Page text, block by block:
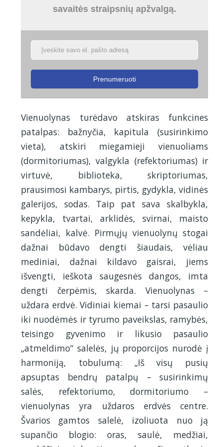
savaitės straipsnių apžvalgą.
Prenumeruoti
Vienuolynas turėdavo atskiras funkcines
patalpas: bažnyčia, kapitula (susirinkimo
vieta), atskiri miegamieji vienuoliams
(dormitoriumas), valgykla (refektoriumas) ir
virtuvė, biblioteka, skriptoriumas,
prausimosi kambarys, pirtis, gydykla, vidinės
galerijos, sodas. Taip pat sava skalbykla,
kepykla, tvartai, arklidės, svirnai, maisto
sandėliai, kalvė. Pirmųjų vienuolynų stogai
dažnai būdavo dengti šiaudais, vėliau
mediniai, dažnai kildavo gaisrai, jiems
išvengti, ieškota saugesnės dangos, imta
dengti čerpėmis, skarda. Vienuolynas –
uždara erdvė. Vidiniai kiemai – tarsi pasaulio
iki nuodėmės ir tyrumo paveikslas, ramybės,
teisingo gyvenimo ir likusio pasaulio
„atmeldimo“ salelės, jų proporcijos nurodė į
harmoniją, tobulumą: „Iš visų pusių
apsuptas bendrų patalpų – susirinkimų
salės, refektoriumo, dormitoriumo –
vienuolynas yra uždaros erdvės centre.
Švarios gamtos salelė, izoliuota nuo ją
supančio blogio: oras, saulė, medžiai,